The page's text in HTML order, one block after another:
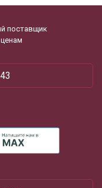
поставщик